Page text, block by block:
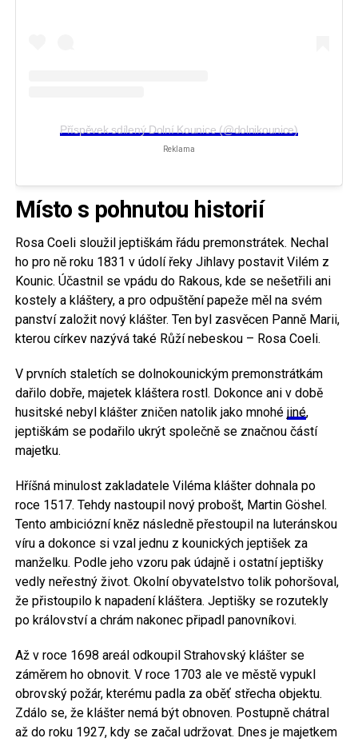
Příspěvek sdílený Dolní Kounice (@dolnikounice)
Reklama
Místo s pohnutou historií
Rosa Coeli sloužil jeptiškám řádu premonstrátek. Nechal
ho pro ně roku 1831 v údolí řeky Jihlavy postavit Vilém z
Kounic. Účastnil se vpádu do Rakous, kde se nešetřili ani
kostely a kláštery, a pro odpuštění papeže měl na svém
panství založit nový klášter. Ten byl zasvěcen Panně Marii,
kterou církev nazývá také Růží nebeskou – Rosa Coeli.
V prvních staletích se dolnokounickým premonstrátkám
dařilo dobře, majetek kláštera rostl. Dokonce ani v době
husitské nebyl klášter zničen natolik jako mnohé jiné,
jeptiškám se podařilo ukrýt společně se značnou částí
majetku.
Hříšná minulost zakladatele Viléma klášter dohnala po
roce 1517. Tehdy nastoupil nový probošt, Martin Göshel.
Tento ambiciózní kněz následně přestoupil na luteránskou
víru a dokonce si vzal jednu z kounických jeptišek za
manželku. Podle jeho vzoru pak údajně i ostatní jeptišky
vedly neřestný život. Okolní obyvatelstvo tolik pohoršoval,
že přistoupilo k napadení kláštera. Jeptišky se rozutekly
po království a chrám nakonec připadl panovníkovi.
Až v roce 1698 areál odkoupil Strahovský klášter se
záměrem ho obnovit. V roce 1703 ale ve městě vypukl
obrovský požár, kterému padla za oběť střecha objektu.
Zdálo se, že klášter nemá být obnoven. Postupně chátral
až do roku 1927, kdy se začal udržovat. Dnes je majetkem